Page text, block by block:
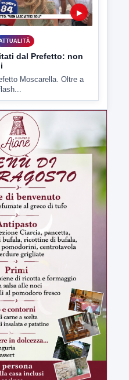
▶
dal Prefetto: non
Moscarella. Oltre a